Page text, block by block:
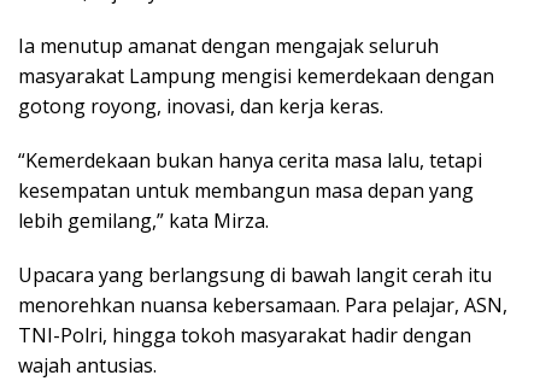
Ia menutup amanat dengan mengajak seluruh
masyarakat Lampung mengisi kemerdekaan dengan
gotong royong, inovasi, dan kerja keras.
“Kemerdekaan bukan hanya cerita masa lalu, tetapi
kesempatan untuk membangun masa depan yang
lebih gemilang,” kata Mirza.
Upacara yang berlangsung di bawah langit cerah itu
menorehkan nuansa kebersamaan. Para pelajar, ASN,
TNI-Polri, hingga tokoh masyarakat hadir dengan
wajah antusias.